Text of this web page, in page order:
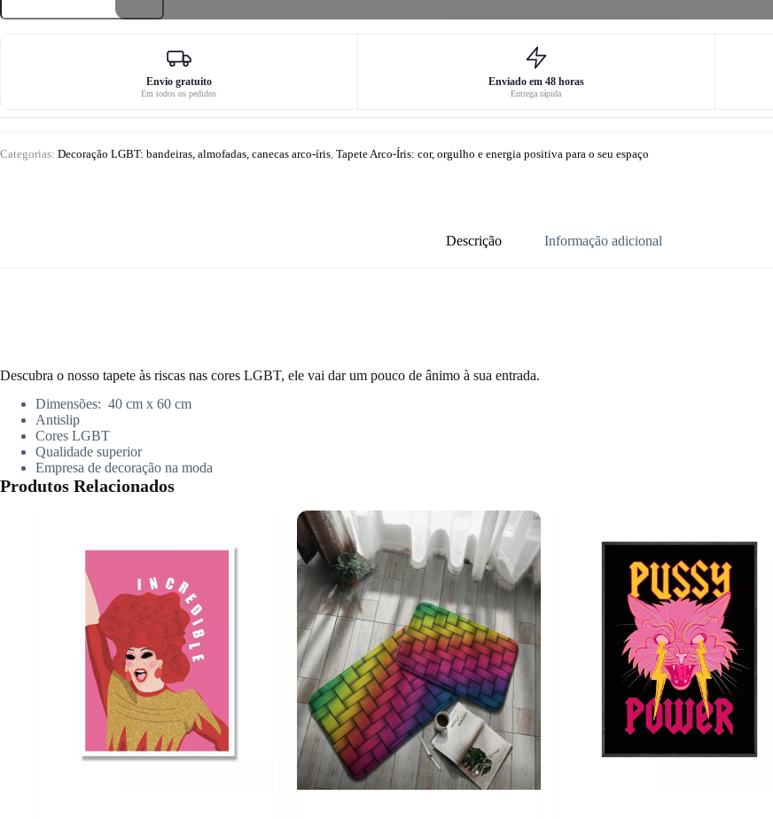
de
Envio gratuito
Em todos os pedidos
Enviado em 48 horas
Entrega rápida
Categorias: Decoração LGBT: bandeiras, almofadas, canecas arco-íris Tapete Arco-Íris: cor, orgulho e energia positiva para o seu espaço
Descrição Informação adicional
Descubra o nosso tapete às riscas nas cores LGBT, ele vai dar um pouco de ânimo à sua entrada.
Dimensões: 40 cm x 60 cm
Antislip
Cores LGBT
Qualidade superior
Empresa de decoração na moda
Produtos Relacionados